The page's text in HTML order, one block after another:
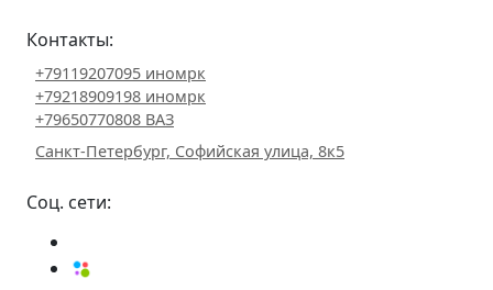
Контакты:
+79119207095 иномрк
+79218909198 иномрк
+79650770808 ВАЗ
Санкт-Петербург, Софийская улица, 8к5
Соц. сети: